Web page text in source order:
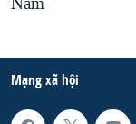
Mạng xã hội